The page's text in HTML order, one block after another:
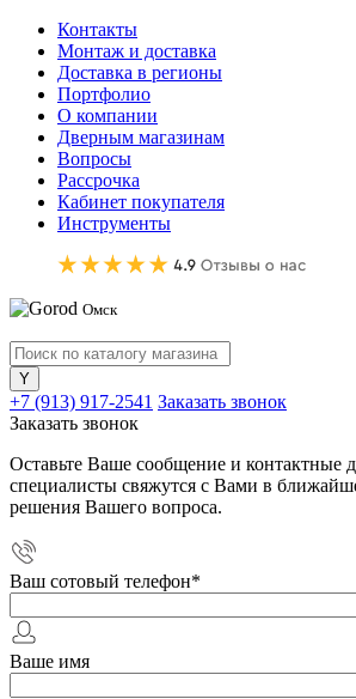
Контакты
Монтаж и доставка
Доставка в регионы
Портфолио
О компании
Дверным магазинам
Вопросы
Рассрочка
Кабинет покупателя
Инструменты
Омск
+7 (913) 917-2541 Заказать звонок
Заказать звонок
Оставьте Ваше сообщение и контактные
специалисты свяжутся с Вами в
решения Вашего вопроса.
Ваш сотовый телефон*
Ваше имя